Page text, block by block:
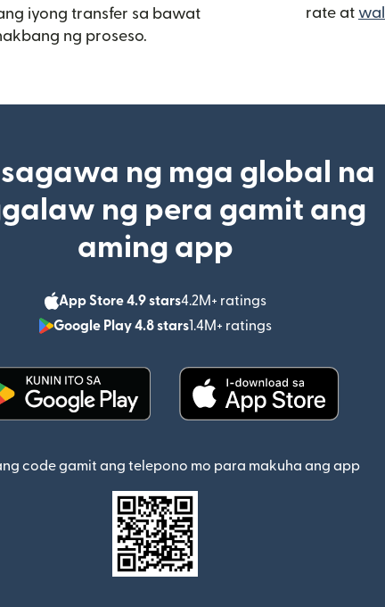
iyong transfer sa bawat
ng proseso.
rate at
ng mga global na
ng pera gamit ang
aming app
App Store 4.9 stars4.2M+ ratings
(bubukas sa
Google Play 4.8 stars1.4M+ ratings
(bubukas sa
code gamit ang telepono mo para makuha ang app